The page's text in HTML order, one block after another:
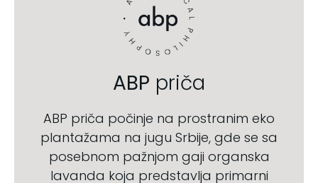
ABP priča
ABP priča počinje na prostranim eko
plantažama na jugu Srbije, gde se sa
posebnom pažnjom gaji organska
lavanda koja predstavlja primarni